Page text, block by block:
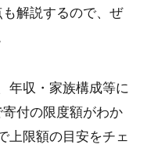
解説するので、ぜ
年収・家族構成等に
付の限度額がわか
上限額の目安をチェ